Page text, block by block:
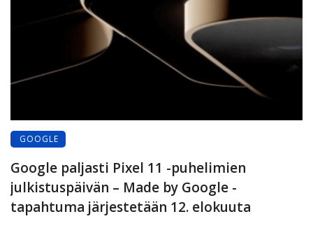
GOOGLE
Google paljasti Pixel 11 -puhelimien
julkistuspäivän – Made by Google -
tapahtuma järjestetään 12. elokuuta